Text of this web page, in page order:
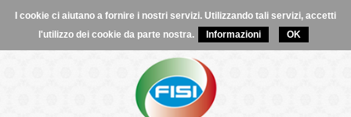
I cookie ci aiutano a fornire i nostri servizi. Utilizzando tali servizi, accetti
l'utilizzo dei cookie da parte nostra.
Informazioni OK
CATALOGO CORSI
DOCENTI